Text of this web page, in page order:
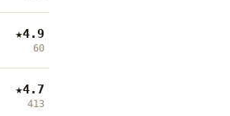
★4.9
60
★4.7
413